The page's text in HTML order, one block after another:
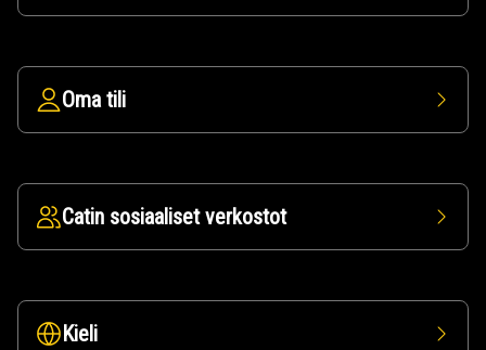
Oma tili
Catin sosiaaliset verkostot
Kieli